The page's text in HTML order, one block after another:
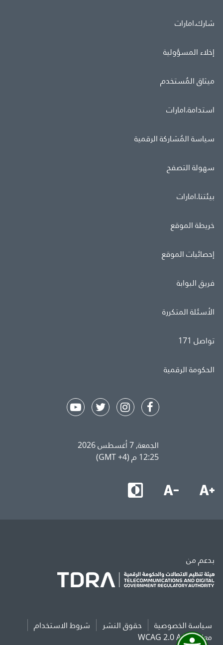
شارك.امارات
إخلاء المسؤولية
ميثاق المُستخدم
استدامة.امارات
سياسة المُشاركة الرقمية
سهولة التصفح
بيئتنا.امارات
خريطة الموقع
إحصائيات الموقع
فريق البوابة
الأسئلة المتكررة
تواصل 171
الحكومة الرقمية
الجمعة, 7 أغسطس 2026
12:25 م (GMT +4)
بدعم من
سياسة الخصوصية حقوق النشر
شروط الاستخدام
معايير WCAG 2.0 AAA